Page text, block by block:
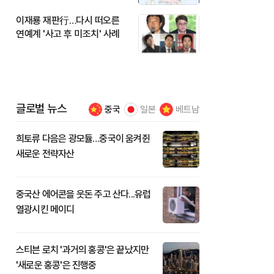
이재룡 재판行…다시 떠오른
연예계 '사고 후 미조치' 사례
글로벌 뉴스 중국 일본 베트남
희토류 다음은 광모듈…중국이 움켜쥔
새로운 전략자산
중국산 에어콘을 웃돈 주고 산다...유럽
열광시킨 메이디
스티븐 로치 '과거의 홍콩'은 끝났지만
'새로운 홍콩'은 진행중